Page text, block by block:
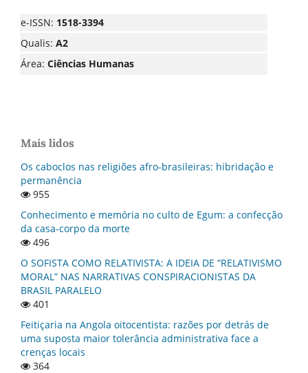
e-ISSN: 1518-3394
Qualis: A2
Área: Ciências Humanas
Mais lidos
Os caboclos nas religiões afro-brasileiras: hibridação e
permanência
955
Conhecimento e memória no culto de Egum: a confecção
da casa-corpo da morte
496
O SOFISTA COMO RELATIVISTA: A IDEIA DE “RELATIVISMO
MORAL” NAS NARRATIVAS CONSPIRACIONISTAS DA
BRASIL PARALELO
401
Feitiçaria na Angola oitocentista: razões por detrás de
uma suposta maior tolerância administrativa face a
crenças locais
364